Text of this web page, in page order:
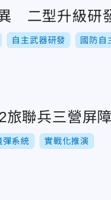
二型升級研
自主武器研發 國防自
聯兵三營屏
彈系統 實戰化推演